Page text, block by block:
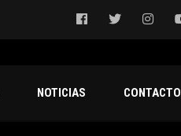
NOTICIAS CONTACTO